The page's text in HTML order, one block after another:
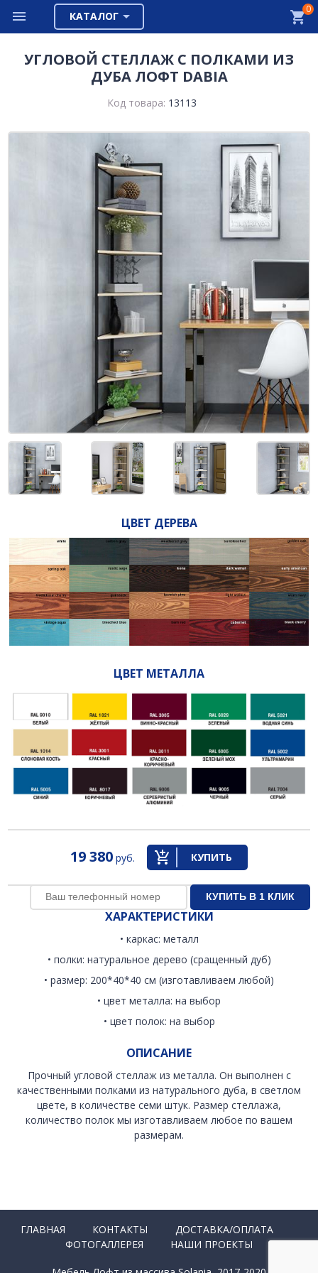
КАТАЛОГ
0
УГЛОВОЙ СТЕЛЛАЖ С ПОЛКАМИ ИЗ
ДУБА ЛОФТ DABIA
Код товара: 13113
ЦВЕТ ДЕРЕВА
ЦВЕТ МЕТАЛЛА
19 380 руб. КУПИТЬ
ХАРАКТЕРИСТИКИ
• каркас: металл
• полки: натуральное дерево (сращенный дуб)
• размер: 200*40*40 см (изготавливаем любой)
• цвет металла: на выбор
• цвет полок: на выбор
ОПИСАНИЕ
Прочный угловой стеллаж из металла. Он выполнен с
качественными полками из натурального дуба, в светлом
цвете, в количестве семи штук. Размер стеллажа,
количество полок мы изготавливаем любое по вашем
размерам.
ГЛАВНАЯ КОНТАКТЫ
ДОСТАВКА/ОПЛАТА
ФОТОГАЛЛЕРЕЯ
НАШИ ПРОЕКТЫ